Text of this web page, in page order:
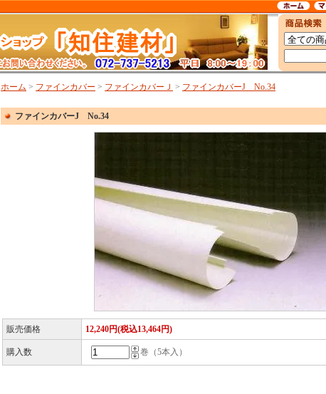
ホーム > ファインカバー > ファインカバーＪ > ファインカバーJ No.34
ファインカバーJ No.34
販売価格 12,240円(税込13,464円)
購入数 巻（5本入）